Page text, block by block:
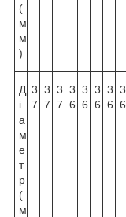
(
м
м
)
Д
і
а
м
е
т
р
(
м
3
7
3
7
3
7
3
6
3
6
3
6
3
6
3
6